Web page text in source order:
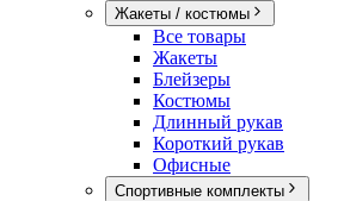
Жакеты / костюмы
Все товары
Жакеты
Блейзеры
Костюмы
Длинный рукав
Короткий рукав
Офисные
Спортивные комплекты